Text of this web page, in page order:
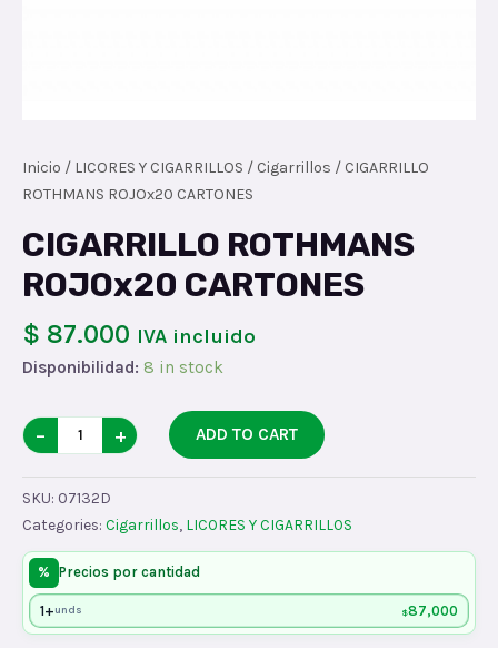
Inicio / LICORES Y CIGARRILLOS / Cigarrillos / CIGARRILLO
ROTHMANS ROJOx20 CARTONES
CIGARRILLO ROTHMANS
ROJOx20 CARTONES
$ 87.000 IVA incluido
Disponibilidad: 8 in stock
CIGARRILLO
ROTHMANS
ROJOx20
CARTONES
quantity
− + ADD TO CART
SKU: 07132D
Categories: Cigarrillos, LICORES Y CIGARRILLOS
% Precios por cantidad
1+unds $87,000